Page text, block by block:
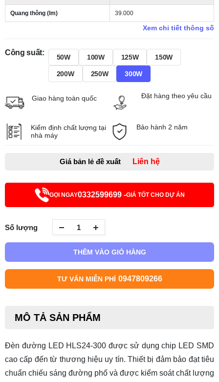
Quang thông (lm) 39.000
Xem chi tiết thông số
Công suất:
50W 100W 125W 150W
200W 250W 300W
Giao hàng toàn quốc Đặt hàng theo yêu cầu
Kiểm định chất lượng tại
nhà máy
Bảo hành 2 năm
Giá bản lẻ đề xuất Liên hệ
GỌI NGAY0332599699 -GIÁ TỐT CHO DỰ ÁN
Số lượng
THÊM VÀO GIỎ HÀNG
TƯ VẤN MIỄN PHÍ 0947809266
MÔ TẢ SẢN PHẨM
Đèn đường LED HLS24-300 được sử dụng chip LED SMD
cao cấp đến từ thương hiệu uy tín. Thiết bị đảm bảo đạt tiêu
chuẩn chiếu sáng đường phố và được kiểm soát chất lượng